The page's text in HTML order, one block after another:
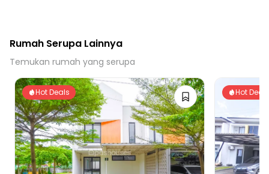
Rumah Serupa Lainnya
Temukan rumah yang serupa
Hot Deals Hot Deals